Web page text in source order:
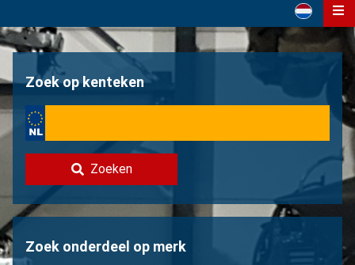
Home
Over ons
Contact
Volvo verkopen?
Niet gevonden?
Zoek op kenteken
Zoeken
Zoek onderdeel op merk